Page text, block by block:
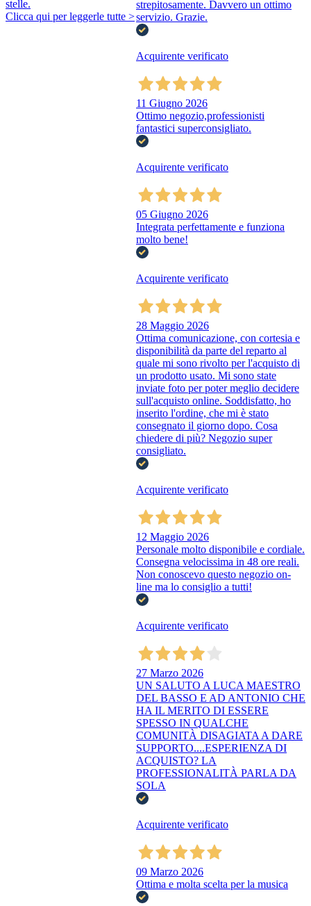
stelle.
Clicca qui per leggerle tutte >
strepitosamente. Davvero un ottimo
servizio. Grazie.
Acquirente verificato
11 Giugno 2026
Ottimo negozio,professionisti
fantastici superconsigliato.
Acquirente verificato
05 Giugno 2026
Integrata perfettamente e funziona
molto bene!
Acquirente verificato
28 Maggio 2026
Ottima comunicazione, con cortesia e
disponibilità da parte del reparto al
quale mi sono rivolto per l'acquisto di
un prodotto usato. Mi sono state
inviate foto per poter meglio decidere
sull'acquisto online. Soddisfatto, ho
inserito l'ordine, che mi è stato
consegnato il giorno dopo. Cosa
chiedere di più? Negozio super
consigliato.
Acquirente verificato
12 Maggio 2026
Personale molto disponibile e cordiale.
Consegna velocissima in 48 ore reali.
Non conoscevo questo negozio on-
line ma lo consiglio a tutti!
Acquirente verificato
27 Marzo 2026
UN SALUTO A LUCA MAESTRO
DEL BASSO E AD ANTONIO CHE
HA IL MERITO DI ESSERE
SPESSO IN QUALCHE
COMUNITÀ DISAGIATA A DARE
SUPPORTO....ESPERIENZA DI
ACQUISTO? LA
PROFESSIONALITÀ PARLA DA
SOLA
Acquirente verificato
09 Marzo 2026
Ottima e molta scelta per la musica